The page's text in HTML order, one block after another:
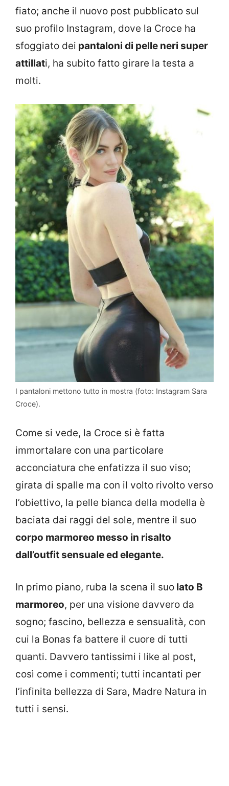
fiato; anche il nuovo post pubblicato sul
suo profilo Instagram, dove la Croce ha
sfoggiato dei pantaloni di pelle neri super
attillati, ha subito fatto girare la testa a
molti.
I pantaloni mettono tutto in mostra (foto: Instagram Sara
Croce).
Come si vede, la Croce si è fatta
immortalare con una particolare
acconciatura che enfatizza il suo viso;
girata di spalle ma con il volto rivolto verso
l’obiettivo, la pelle bianca della modella è
baciata dai raggi del sole, mentre il suo
corpo marmoreo messo in risalto
dall’outfit sensuale ed elegante.
In primo piano, ruba la scena il suo lato B
marmoreo, per una visione davvero da
sogno; fascino, bellezza e sensualità, con
cui la Bonas fa battere il cuore di tutti
quanti. Davvero tantissimi i like al post,
così come i commenti; tutti incantati per
l’infinita bellezza di Sara, Madre Natura in
tutti i sensi.